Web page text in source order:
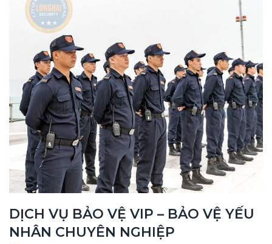
DỊCH VỤ BẢO VỆ VIP – BẢO VỆ YẾU
NHÂN CHUYÊN NGHIỆP